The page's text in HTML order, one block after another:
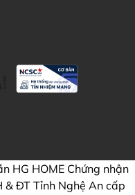
HG HOME Chứng nhận
ĐT Tỉnh Nghệ An cấp